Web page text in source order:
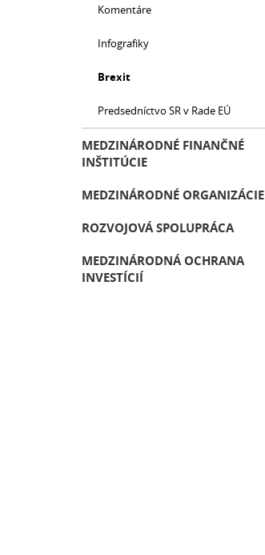
Komentáre
Infografiky
Brexit
Predsedníctvo SR v Rade EÚ
MEDZINÁRODNÉ FINANČNÉ
INŠTITÚCIE
MEDZINÁRODNÉ ORGANIZÁCIE
ROZVOJOVÁ SPOLUPRÁCA
MEDZINÁRODNÁ OCHRANA
INVESTÍCIÍ